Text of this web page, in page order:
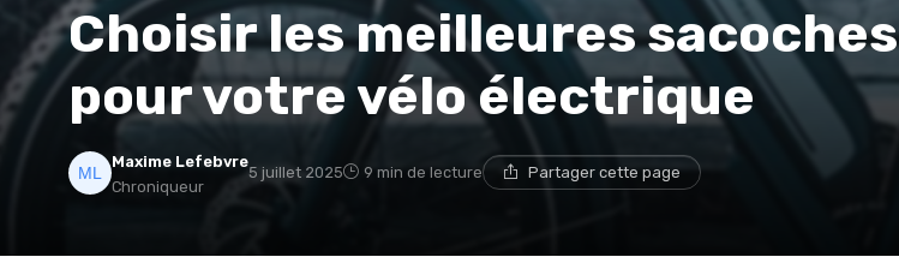
Choisir les meilleures sacoches
pour votre vélo électrique
Maxime Lefebvre
Chroniqueur
5 juillet 2025 9 min de lecture Partager cette page